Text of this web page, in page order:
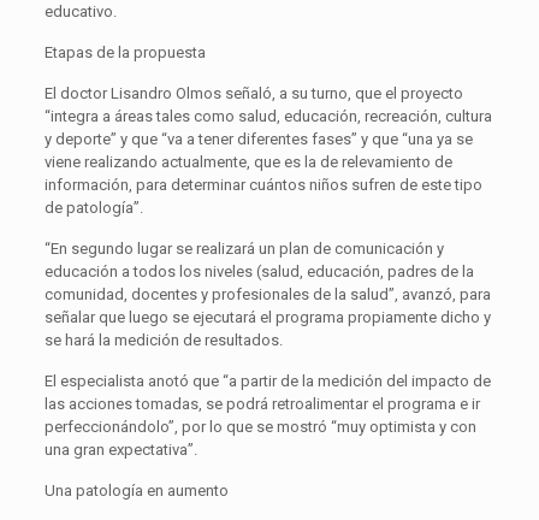
educativo.
Etapas de la propuesta
El doctor Lisandro Olmos señaló, a su turno, que el proyecto
“integra a áreas tales como salud, educación, recreación, cultura
y deporte” y que “va a tener diferentes fases” y que “una ya se
viene realizando actualmente, que es la de relevamiento de
información, para determinar cuántos niños sufren de este tipo
de patología”.
“En segundo lugar se realizará un plan de comunicación y
educación a todos los niveles (salud, educación, padres de la
comunidad, docentes y profesionales de la salud”, avanzó, para
señalar que luego se ejecutará el programa propiamente dicho y
se hará la medición de resultados.
El especialista anotó que “a partir de la medición del impacto de
las acciones tomadas, se podrá retroalimentar el programa e ir
perfeccionándolo”, por lo que se mostró “muy optimista y con
una gran expectativa”.
Una patología en aumento